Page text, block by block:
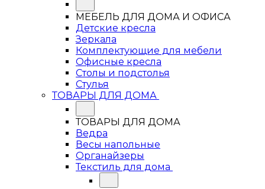
МЕБЕЛЬ ДЛЯ ДОМА И ОФИСА
Детские кресла
Зеркала
Комплектующие для мебели
Офисные кресла
Столы и подстолья
Стулья
ТОВАРЫ ДЛЯ ДОМА
ТОВАРЫ ДЛЯ ДОМА
Ведра
Весы напольные
Органайзеры
Текстиль для дома